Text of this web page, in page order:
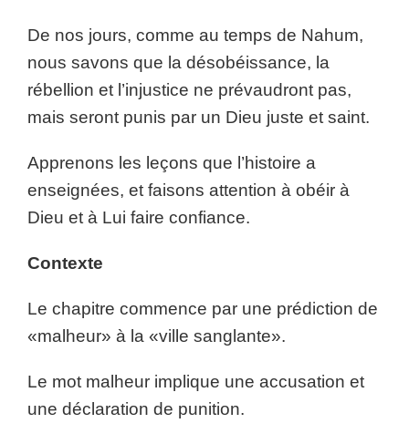
De nos jours, comme au temps de Nahum,
nous savons que la désobéissance, la
rébellion et l’injustice ne prévaudront pas,
mais seront punis par un Dieu juste et saint.
Apprenons les leçons que l’histoire a
enseignées, et faisons attention à obéir à
Dieu et à Lui faire confiance.
Contexte
Le chapitre commence par une prédiction de
«malheur» à la «ville sanglante».
Le mot malheur implique une accusation et
une déclaration de punition.